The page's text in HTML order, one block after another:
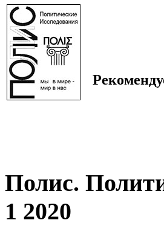
Полис.
1 2020